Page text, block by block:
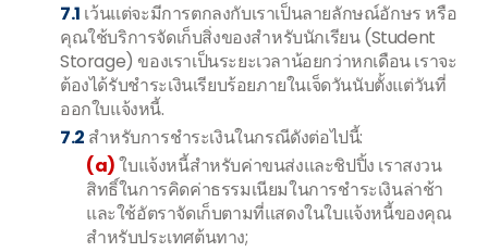
7.1 เว้นแต่จะมีการตกลงกับเราเป็นลายลักษณ์อักษร หรือ
คุณใช้บริการจัดเก็บสิ่งของสำหรับนักเรียน (Student
Storage) ของเราเป็นระยะเวลาน้อยกว่าหกเดือน เราจะ
ต้องได้รับชำระเงินเรียบร้อยภายในเจ็ดวันนับตั้งแต่วันที่
ออกใบแจ้งหนี้.
7.2 สำหรับการชำระเงินในกรณีดังต่อไปนี้:
(a)ใบแจ้งหนี้สำหรับค่าขนส่งและชิปปิ้ง เราสงวน
สิทธิ์ในการคิดค่าธรรมเนียมในการชำระเงินล่าช้า
และใช้อัตราจัดเก็บตามที่แสดงในใบแจ้งหนี้ของคุณ
สำหรับประเทศต้นทาง;